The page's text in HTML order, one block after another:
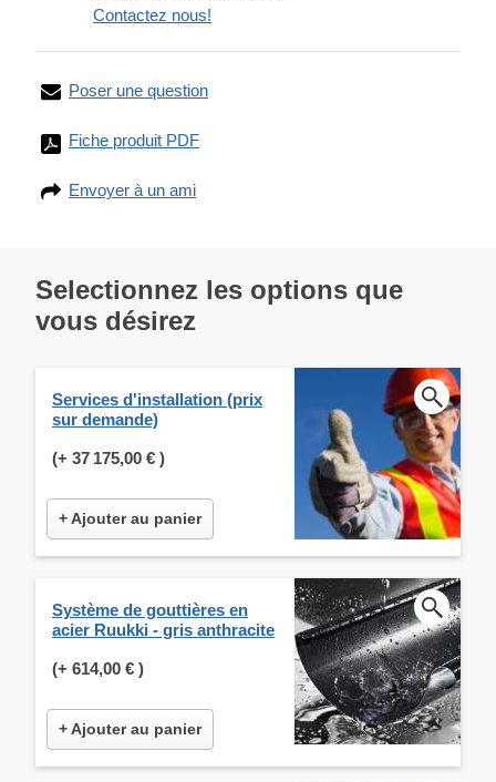
Contactez nous!
Poser une question
Fiche produit PDF
Envoyer à un ami
Selectionnez les options que
vous désirez
Services d'installation (prix
sur demande)
(+ 37 175,00 € )
+ Ajouter au panier
Système de gouttières en
acier Ruukki - gris anthracite
(+ 614,00 € )
+ Ajouter au panier